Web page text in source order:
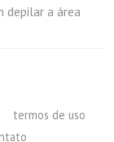
depilar a área
termos de uso